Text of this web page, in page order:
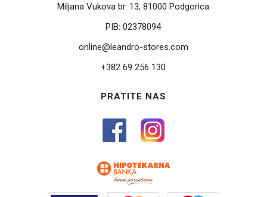
Miljana Vukova br. 13, 81000 Podgorica
PIB:02378094
online@leandro-stores.com
+382 69 256 130
PRATITE NAS